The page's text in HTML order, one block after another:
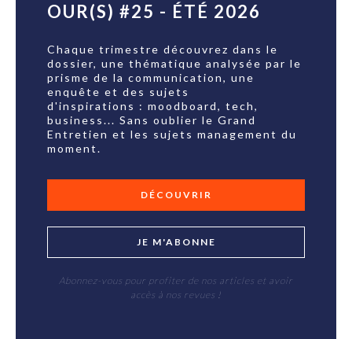
OUR(S) #25 - ÉTÉ 2026
Chaque trimestre découvrez dans le
dossier, une thématique analysée par le
prisme de la communication, une
enquête et des sujets
d'inspirations : moodboard, tech,
business... Sans oublier le Grand
Entretien et les sujets management du
moment.
DÉCOUVRIR
JE M'ABONNE
Abonnez-vous pour profiter de nos articles et avoir
accès à nos revues !